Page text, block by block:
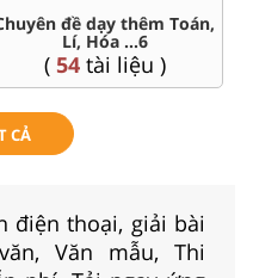
Đề thi HSG 6
(4tài liệu )
CẢ
điện thoại, giải bài
Văn mẫu, Thi